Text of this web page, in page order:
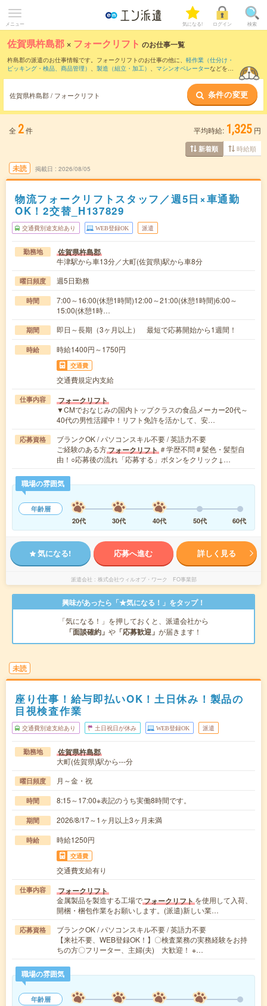
メニュー 気になる! ログイン 検索
佐賀県杵島郡 × フォークリフト のお仕事一覧
杵島郡の派遣のお仕事情報です。フォークリフトのお仕事の他に、 軽作業（仕分け・
ピッキング・検品、商品管理） 、 製造（組立・加工） 、 マシンオペレーターなどを取
フォークリフトのお仕事とは？とは？
佐賀県杵島郡 / フォークリフト 条件の変更
全 2件 平均時給: 1,325 円
新着順 時給順
未読 掲載日 2026/08/05
物流フォークリフトスタッフ／週5日×車通勤
OK！2交替_H137829
交通費別途支給あり WEB登録OK 派遣
勤務地 佐賀県杵島郡
牛津駅から車13分／大町(佐賀県)駅から車8分
曜日頻度 週5日勤務
時間
7:00～16:00(休憩1時間)12:00～21:00(休憩1時間)6:00～
15:00(休憩1時…
期間 即日～長期（3ヶ月以上） 最短で応募開始から1週間！
時給 時給1400円～1750円
交通費
交通費規定内支給
仕事内容 フォークリフト
▼CMでおなじみの国内トップクラスの食品メーカー20代～
40代の男性活躍中！リフト免許を活かして、安…
応募資格
ブランクOK / パソコンスキル不要 / 英語力不要
ご経験のある方フォークリフト ＃学歴不問＃髪色・髪型自
由！○応募後の流れ「応募する」ボタンをクリック↓…
職場の雰囲気
年齢層
20代
30代 40代 50代 60代
気になる! 応募へ進む 詳しく見る
派遣会社 株式会社ウィルオブ・ワーク FO事業部
興味があったら「★気になる！」をタップ！
「気になる！」を押しておくと、派遣会社から
「面談確約」 や 「応募歓迎」 が届きます！
未読
座り仕事！給与即払いOK！土日休み！製品の
目視検査作業
交通費別途支給あり 土日祝日が休み WEB登録OK 派遣
勤務地 佐賀県杵島郡
大町(佐賀県)駅から---分
曜日頻度 月～金・祝
時間 8:15～17:00※表記のうち実働8時間です。
期間 2026/8/17～1ヶ月以上3ヶ月未満
時給 時給1250円
交通費
交通費支給有り
仕事内容 フォークリフト
金属製品を製造する工場でフォークリフトを使用して入荷、
開梱・梱包作業をお願いします。(派遣)新しい業…
応募資格
ブランクOK / パソコンスキル不要 / 英語力不要
【来社不要、WEB登録OK！】〇検査業務の実務経験をお持
ちの方〇フリーター、主婦(夫) 大歓迎！ ※…
職場の雰囲気
年齢層